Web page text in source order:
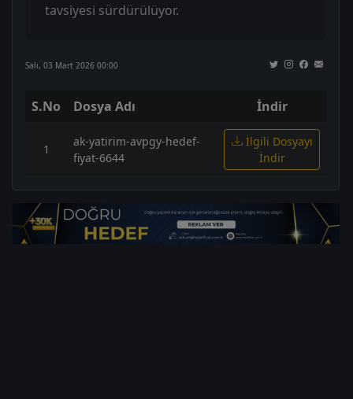
tavsiyesi sürdürülüyor.
Salı, 03 Mart 2026 00:00
S.No Dosya Adı İndir
1
ak-yatirim-avpgy-hedef-
fiyat-6644
İlgili Dosyayı
İndir